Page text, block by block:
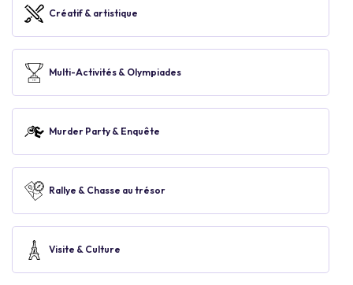
Créatif & artistique
Multi-Activités & Olympiades
Murder Party & Enquête
Rallye & Chasse au trésor
Visite & Culture